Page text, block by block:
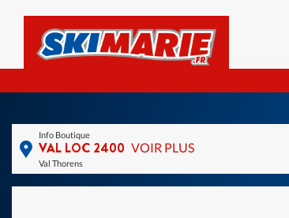
Info Boutique
VAL LOC 2400 VOIR PLUS
Val Thorens